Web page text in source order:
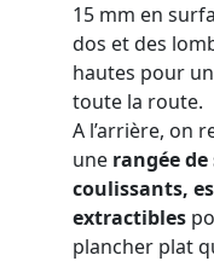
15 mm en
dos et des
hautes pour
toute la route.
A l’arrière, on
une rangée
coulissants,
extractibles
plancher plat